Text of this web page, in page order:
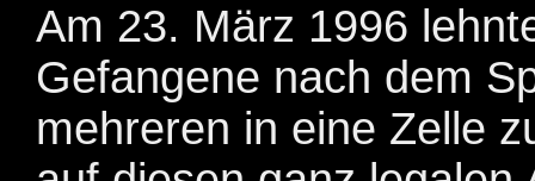
Am 23. März 1996
Gefangene nach dem
mehreren in eine Zelle